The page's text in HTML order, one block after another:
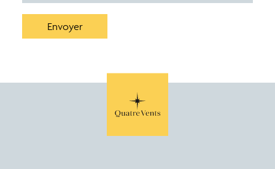
Envoyer